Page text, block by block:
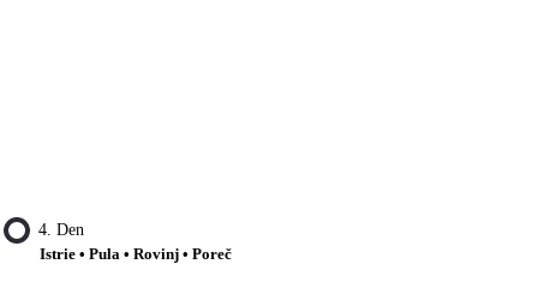
4. Den
Istrie • Pula • Rovinj • Poreč